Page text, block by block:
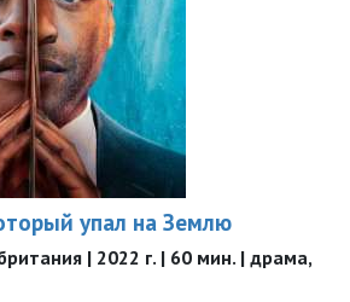
упал на Землю
| 2022 г. | 60 мин. | драма,